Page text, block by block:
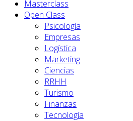
Masterclass
Open Class
Psicología
Empresas
Logística
Marketing
Ciencias
RRHH
Turismo
Finanzas
Tecnología